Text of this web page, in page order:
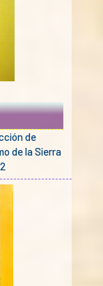
de
de la Sierra